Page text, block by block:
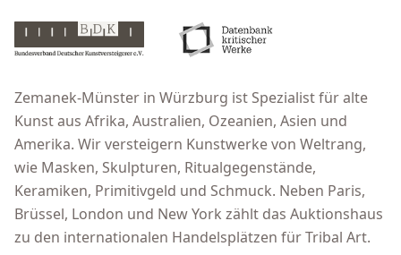
Zemanek-Münster in Würzburg ist Spezialist für alte
Kunst aus Afrika, Australien, Ozeanien, Asien und
Amerika. Wir versteigern Kunstwerke von Weltrang,
wie Masken, Skulpturen, Ritualgegenstände,
Keramiken, Primitivgeld und Schmuck. Neben Paris,
Brüssel, London und New York zählt das Auktionshaus
zu den internationalen Handelsplätzen für Tribal Art.